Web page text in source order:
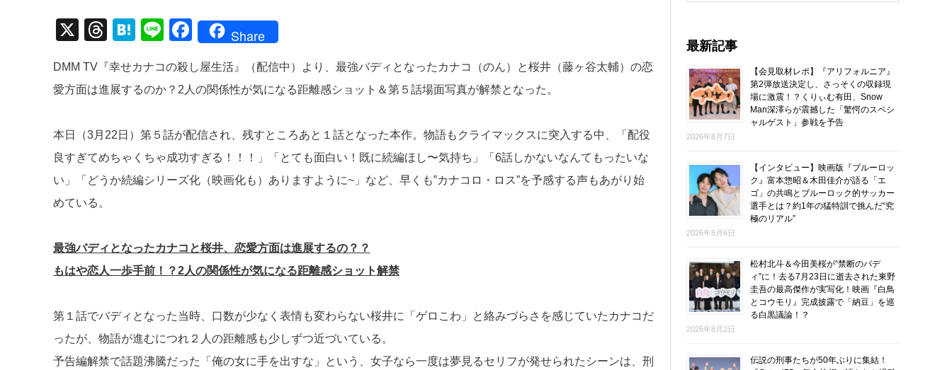
X
T
e
a
s
H
e
n
Li
e
F
c
e
o
o
k
Share
DMM TV『幸せカナコの殺し屋生活』（配信中）より、最強バディとなったカナコ（のん）と桜井（藤ヶ谷太輔）の恋
愛方面は進展するのか？2人の関係性が気になる距離感ショット＆第５話場面写真が解禁となった。
本日（3月22日）第５話が配信され、残すところあと１話となった本作。物語もクライマックスに突入する中、「配役
良すぎてめちゃくちゃ成功すぎる！！！」「とても面白い！既に続編ほし〜気持ち」「6話しかないなんてもったいな
い」「どうか続編シリーズ化（映画化も）ありますように~」など、早くも‟カナコロ・ロス”を予感する声もあがり始
めている。
最強バディとなったカナコと桜井、恋愛方面は進展するの？？
もはや恋人一歩手前！？2人の関係性が気になる距離感ショット解禁
第１話でバディとなった当時、口数が少なく表情も変わらない桜井に「ゲロこわ」と絡みづらさを感じていたカナコだ
ったが、物語が進むにつれ２人の距離感も少しずつ近づいている。
予告編解禁で話題沸騰だった「俺の女に手を出すな」という、女子なら一度は夢見るセリフが発せられたシーンは、刑
最新記事
【会見取材レポ】『アリフォルニア』
第2弾放送決定し、さっそくの収録現
場に激震！？くりぃむ有田、Snow
Man深澤らが震撼した「驚愕のスペシ
ャルゲスト」参戦を予告
2026年8月7日
【インタビュー】映画版『ブルーロッ
ク』富本惣昭＆木田佳介が語る「エ
ゴ」の共鳴とブルーロック的サッカー
選手とは？約1年の猛特訓で挑んだ“究
極のリアル”
2026年8月6日
松村北斗＆今田美桜が“禁断のバデ
ィ”に！去る7月23日に逝去された東野
圭吾の最高傑作が実写化！映画『白鳥
とコウモリ』完成披露で「納豆」を巡
る白黒議論！？
2026年8月2日
伝説の刑事たちが50年ぶりに集結！